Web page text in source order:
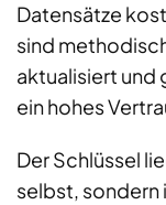
Datensätze
sind
aktualisiert und
ein hohes
Der Schlüssel
selbst, sondern